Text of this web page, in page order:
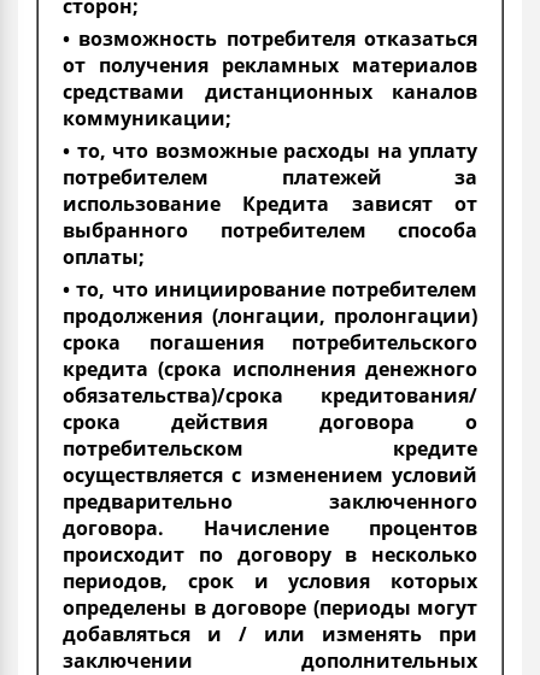
сторон;
• возможность потребителя отказаться
от получения рекламных материалов
средствами дистанционных каналов
коммуникации;
• то, что возможные расходы на уплату
потребителем платежей за
использование Кредита зависят от
выбранного потребителем способа
оплаты;
• то, что инициирование потребителем
продолжения (лонгации, пролонгации)
срока погашения потребительского
кредита (срока исполнения денежного
обязательства)/срока кредитования/
срока действия договора о
потребительском кредите
осуществляется с изменением условий
предварительно заключенного
договора. Начисление процентов
происходит по договору в несколько
периодов, срок и условия которых
определены в договоре (периоды могут
добавляться и / или изменять при
заключении дополнительных